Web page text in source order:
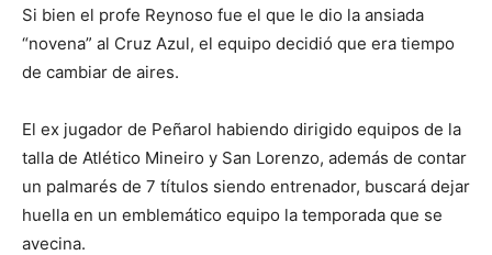
Si bien el profe Reynoso fue el que le dio la ansiada
“novena” al Cruz Azul, el equipo decidió que era tiempo
de cambiar de aires.
El ex jugador de Peñarol habiendo dirigido equipos de la
talla de Atlético Mineiro y San Lorenzo, además de contar
un palmarés de 7 títulos siendo entrenador, buscará dejar
huella en un emblemático equipo la temporada que se
avecina.